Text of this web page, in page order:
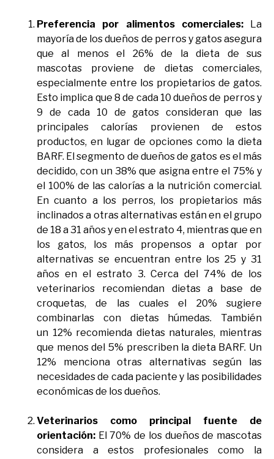
Preferencia por alimentos comerciales:La
mayoría de los dueños de perros y gatos asegura
que al menos el 26% de la dieta de sus
mascotas proviene de dietas comerciales,
especialmente entre los propietarios de gatos.
Esto implica que 8 de cada 10 dueños de perros y
9 de cada 10 de gatos consideran que las
principales calorías provienen de estos
productos, en lugar de opciones como la dieta
BARF. El segmento de dueños de gatos es el más
decidido, con un 38% que asigna entre el 75% y
el 100% de las calorías a la nutrición comercial.
En cuanto a los perros, los propietarios más
inclinados a otras alternativas están en el grupo
de 18 a 31 años y en el estrato 4, mientras que en
los gatos, los más propensos a optar por
alternativas se encuentran entre los 25 y 31
años en el estrato 3.Cerca del 74% de los
veterinarios recomiendan dietas a base de
croquetas,de las cuales el 20% sugiere
combinarlas con dietas húmedas. También
un 12% recomienda dietas naturales, mientras
que menos del 5% prescriben la dieta BARF. Un
12% menciona otras alternativas según las
necesidades de cada paciente y las posibilidades
económicas de los dueños.
Veterinarios como principal fuente de
orientación: El 70% de los dueñosde mascotas
considera a estos profesionales como la